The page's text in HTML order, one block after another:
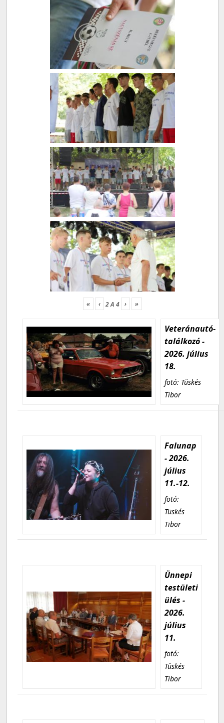
« ‹ 2A 4 › »
Veteránautó-
találkozó -
2026. július
18.
fotó: Tüskés
Tibor
Falunap
- 2026.
július
11.-12.
fotó:
Tüskés
Tibor
Ünnepi
testületi
ülés -
2026.
július
11.
fotó:
Tüskés
Tibor